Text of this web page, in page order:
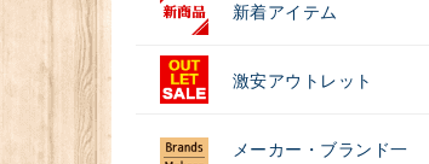
新着アイテム
激安アウトレット
メーカー・ブランド一